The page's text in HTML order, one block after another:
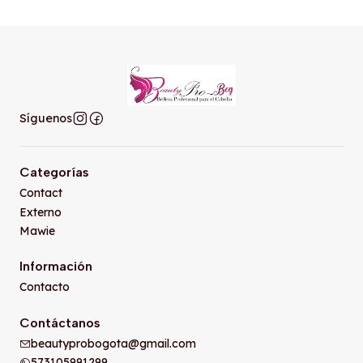
Síguenos
Categorías
Contact
Externo
Mawie
Información
Contacto
Contáctanos
beautyprobogota@gmail.com